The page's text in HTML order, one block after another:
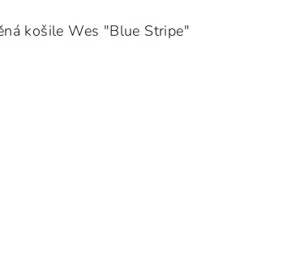
košile Wes "Blue Stripe"